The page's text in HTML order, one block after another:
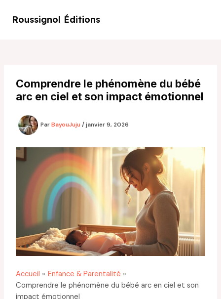
Roussignol Éditions
Comprendre le phénomène du bébé
arc en ciel et son impact émotionnel
ParBayouJuju /janvier 9, 2026
Accueil
Enfance & Parentalité
Comprendre le phénomène du bébé arc en ciel et son
impact émotionnel